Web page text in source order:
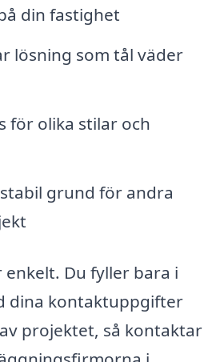
din fastighet
lösning som tål väder
för olika stilar och
grund för andra
Du fyller bara i
dina kontaktuppgifter
projektet, så kontaktar